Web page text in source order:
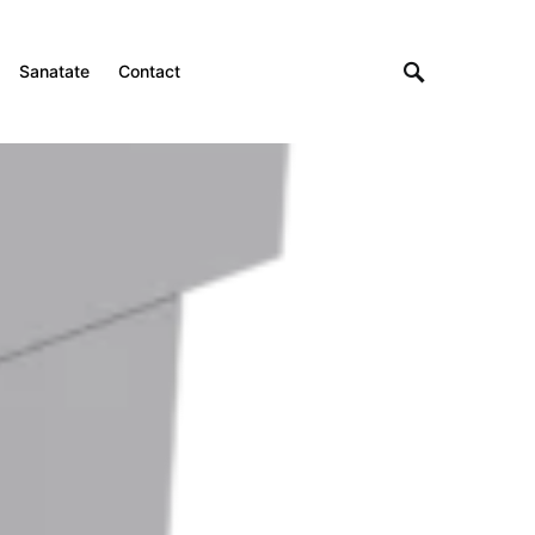
Sanatate Contact